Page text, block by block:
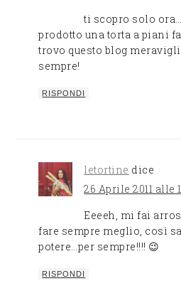
ti scopro solo
prodotto una torta a piani
trovo questo blog
sempre!
RISPONDI
letortine dice
26 Aprile 2011 alle
Eeeeh, mi fai
fare sempre meglio, così
potere…per sempre!!!! 😉
RISPONDI